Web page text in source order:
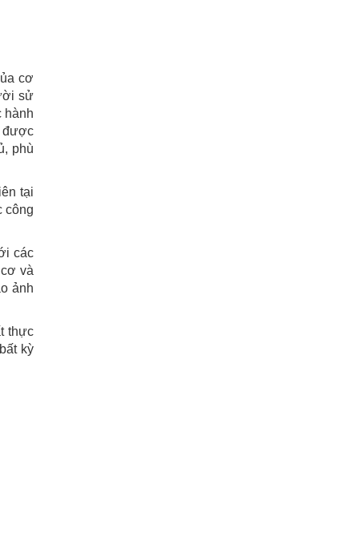
cơ
sử
hành
được
phù
tại
công
các
và
ảnh
thực
kỳ